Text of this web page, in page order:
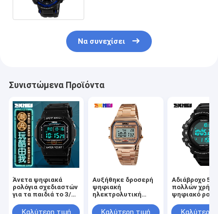
Να συνεχίσει
Συνιστώμενα Προϊόντα
Άνετα ψηφιακά
ρολόγια σχεδιαστών
για τα παιδιά το 3/5
Καλύτερη τιμή
Αυξήθηκε δροσερή
ψηφιακή
ηλεκτρολυτική
ανοξείδωτου IP
Καλύτερη τιμή
Αδιάβροχο
πολλών
ψηφιακό
τρισδιάστατο
Καλύτερη